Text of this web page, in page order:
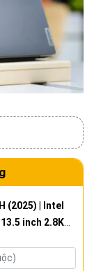
(2025) | Intel
inch 2.8K